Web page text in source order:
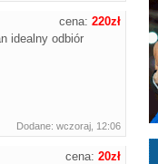
idealny odbiór
cena: 220zł
Dodane: wczoraj, 12:06
cena: 20zł